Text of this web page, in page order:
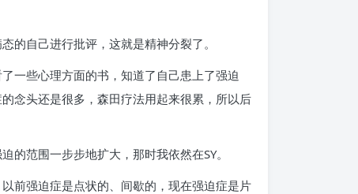
的自己进行批评，这就是精神分裂了。
一些心理方面的书，知道了自己患上了强迫
念头还是很多，森田疗法用起来很累，所以后
范围一步步地扩大，那时我依然在SY。
前强迫症是点状的、间歇的，现在强迫症是片